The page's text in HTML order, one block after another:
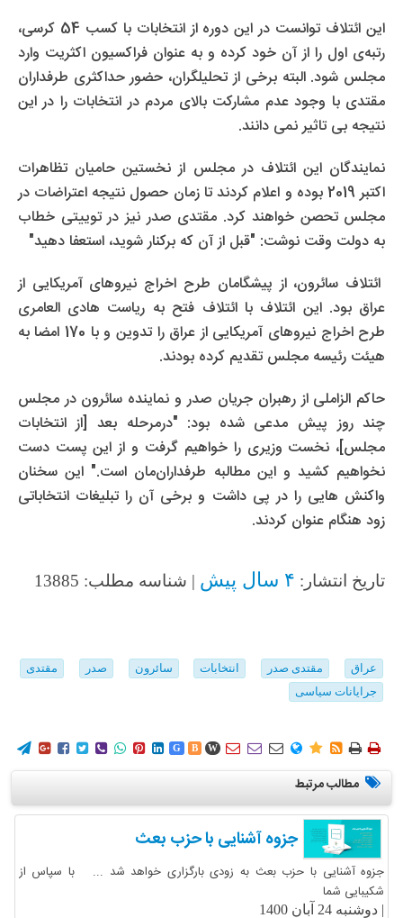
این ائتلاف توانست در این دوره از انتخابات با کسب 54 کرسی،
رتبه‌ی اول را از آن خود کرده و به عنوان فراکسیون اکثریت وارد
مجلس شود. البته برخی از تحلیلگران، حضور حداکثری طرفداران
مقتدی با وجود عدم مشارکت بالای مردم در انتخابات را در این
نتیجه بی تاثیر نمی دانند.
نمایندگان این ائتلاف در مجلس از نخستین حامیان تظاهرات
اکتبر 2019 بوده و اعلام کردند تا زمان حصول نتیجه اعتراضات در
مجلس تحصن خواهند کرد. مقتدی صدر نیز در توییتی خطاب
به دولت وقت نوشت: "قبل از آن که برکنار شوید، استعفا دهید"
ائتلاف سائرون، از پیشگامان طرح اخراج نیروهای آمریکایی از
عراق بود. این ائتلاف با ائتلاف فتح به ریاست هادی العامری
طرح اخراج نیروهای آمریکایی از عراق را تدوین و با 170 امضا به
هیئت رئیسه مجلس تقدیم کرده بودند.
حاکم الزاملی از رهبران جریان صدر و نماینده سائرون در مجلس
چند روز پیش مدعی شده بود: "درمرحله بعد [از انتخابات
مجلس]، نخست وزیری را خواهیم گرفت و از این پست دست
نخواهیم کشید و این مطالبه طرفداران‌مان است." این سخنان
واکنش هایی را در پی داشت و برخی آن را تبلیغات انتخاباتی
زود هنگام عنوان کردند.
تاریخ انتشار: ۴ سال پیش | شناسه مطلب: 13885
عراق مقتدی صدر انتخابات سائرون صدر
مقتدی
جرایانات سیاسی
        G B W        
مطالب مرتبط
جزوه آشنایی با حزب بعث
جزوه آشنایی با حزب بعث به زودی بارگزاری خواهد شد ... با سپاس از
شکیبایی شما
| دوشنبه 24 آبان 1400